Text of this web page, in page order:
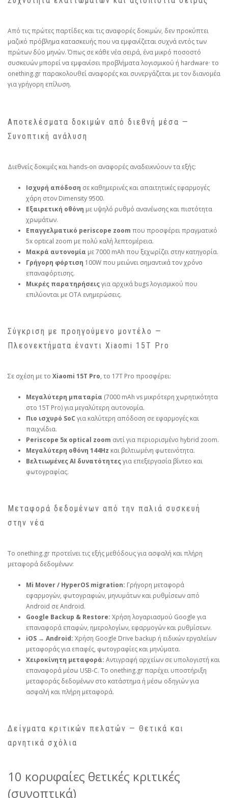
Από τις πρώτες παρτίδες και τις αναφορές δοκιμών, δεν προκύπτει
μαζικό πρόβλημα κατασκευής που να εμφανίζεται συχνά εντός των
πρώτων δύο μηνών. Όπως σε κάθε νέα σειρά, ένα μικρό ποσοστό
συσκευών μπορεί να εμφανίσει προβλήματα λογισμικού ή hardware· το
onething.gr παρακολουθεί αναφορές και συνεργάζεται με τον διανομέα
για γρήγορη επίλυση.
Αποτελέσματα δοκιμών από διεθνή μέσα —
Συνοπτική ανάλυση
Διεθνείς δοκιμές και hands‑on αναφορές αναδεικνύουν τα εξής:
Ισχυρή απόδοση σε καθημερινές και απαιτητικές εφαρμογές
χάρη στον Dimensity 9500.
Εξαιρετική οθόνη με υψηλό ρυθμό ανανέωσης και πιστότητα
χρωμάτων.
Επαγγελματικό periscope zoom που προσφέρει πραγματικό
5x optical zoom με πολύ καλή λεπτομέρεια.
Μακρά αυτονομία με 7000 mAh που ξεχωρίζει στην κατηγορία.
Γρήγορη φόρτιση 100W που μειώνει σημαντικά τον χρόνο
επαναφόρτισης.
Μικρές παρατηρήσειςγια αρχικά bugs λογισμικού που
επιλύονται με OTA ενημερώσεις.
Σύγκριση με προηγούμενο μοντέλο —
Πλεονεκτήματα έναντι Xiaomi 15T Pro
Σε σχέση με το Xiaomi 15T Pro, το 17T Pro προσφέρει:
Μεγαλύτερη μπαταρία (7000 mAh vs μικρότερη χωρητικότητα
στο 15T Pro) για μεγαλύτερη αυτονομία.
Πιο ισχυρό SoC για καλύτερη απόδοση σε εφαρμογές και
παιχνίδια.
Periscope 5x optical zoom αντί για περιορισμένο hybrid zoom.
Μεγαλύτερη οθόνη 144Hz και βελτιωμένη φωτεινότητα.
Βελτιωμένες AI δυνατότητεςγια επεξεργασία βίντεο και
φωτογραφίας.
Μεταφορά δεδομένων από την παλιά συσκευή
στην νέα
Το onething.gr προτείνει τις εξής μεθόδους για ασφαλή και πλήρη
μεταφορά δεδομένων:
Mi Mover / HyperOS migration: Γρήγορη μεταφορά
εφαρμογών, φωτογραφιών, μηνυμάτων και ρυθμίσεων από
Android σε Android.
Google Backup & Restore: Χρήση λογαριασμού Google για
επαναφορά επαφών, ημερολογίων, εφαρμογών και ρυθμίσεων.
iOS → Android: Χρήση Google Drive backup ή ειδικών εργαλείων
μεταφοράς για επαφές, φωτογραφίες και μηνύματα.
Χειροκίνητη μεταφορά: Αντιγραφή αρχείων σε υπολογιστή και
επαναφορά μέσω USB‑C. Το onething.gr παρέχει υποστήριξη
μεταφοράς δεδομένων στο κατάστημα ή μέσω οδηγιών για
ασφαλή και πλήρη μεταφορά.
Δείγματα κριτικών πελατών — Θετικά και
αρνητικά σχόλια
10 κορυφαίες θετικές κριτικές
(συνοπτικά)